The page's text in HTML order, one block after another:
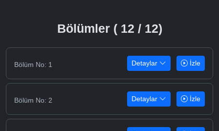
Bölümler ( 12 / 12)
Bölüm No: 1 Detaylar İzle
Bölüm No: 2 Detaylar İzle